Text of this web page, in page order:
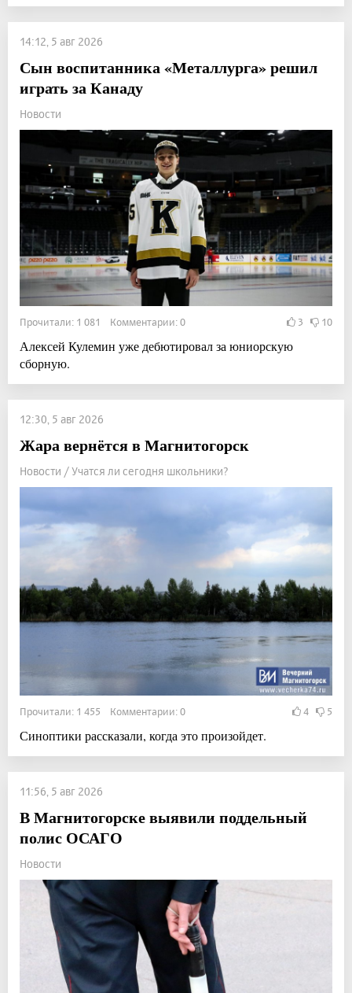
14:12, 5 авг 2026
Сын воспитанника «Металлурга» решил
играть за Канаду
Новости
Прочитали: 1 081 Комментарии: 0 3 10
Алексей Кулемин уже дебютировал за юниорскую
сборную.
12:30, 5 авг 2026
Жара вернётся в Магнитогорск
Новости / Учатся ли сегодня школьники?
Прочитали: 1 455 Комментарии: 0 4 5
Синоптики рассказали, когда это произойдет.
11:56, 5 авг 2026
В Магнитогорске выявили поддельный
полис ОСАГО
Новости